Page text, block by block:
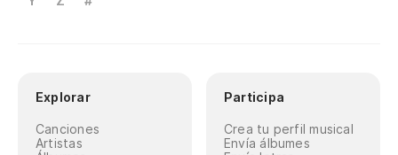
Explorar
Canciones
Artistas
Participa
Crea tu perfil musical
Envía álbumes